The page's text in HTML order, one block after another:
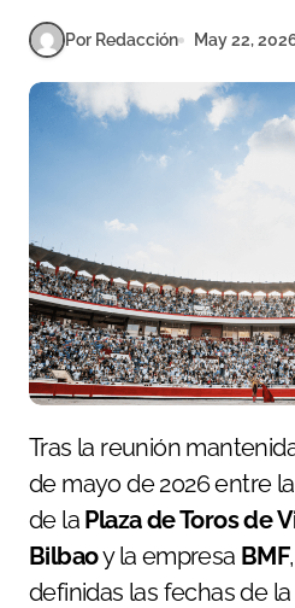
Por Redacción May 22,
Tras la reunión mantenida este miércoles 20
de mayo de 2026 entre
de la Plaza de Toros de
Bilbaoy la empresa BMF
definidas las fechas de